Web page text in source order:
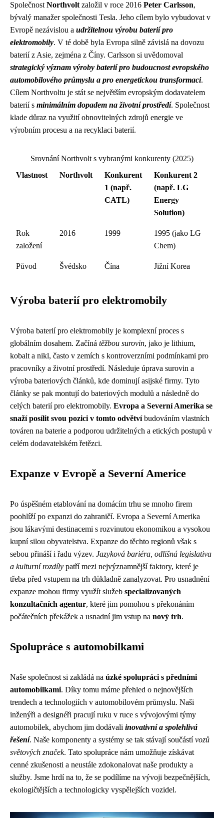
Společnost Northvolt založil v roce 2016 Peter Carlsson,
bývalý manažer společnosti Tesla. Jeho cílem bylo vybudovat v
Evropě nezávislou a udržitelnou výrobu baterií pro
elektromobily. V té době byla Evropa silně závislá na dovozu
baterií z Asie, zejména z Číny. Carlsson si uvědomoval
strategický význam výroby baterií pro budoucnost evropského
automobilového průmyslu a pro energetickou transformaci.
Cílem Northvoltu je stát se největším evropským dodavatelem
baterií s minimálním dopadem na životní prostředí. Společnost
klade důraz na využití obnovitelných zdrojů energie ve
výrobním procesu a na recyklaci baterií.
Srovnání Northvolt s vybranými konkurenty (2025)
Vlastnost
Northvolt
Konkurent
1 (např.
CATL)
Konkurent 2
(např. LG
Energy
Solution)
Rok
založení
2016 1999
1995 (jako LG
Chem)
Původ Švédsko Čína Jižní Korea
Výroba baterií pro elektromobily
Výroba baterií pro elektromobily je komplexní proces s
globálním dosahem. Začíná těžbou surovin, jako je lithium,
kobalt a nikl, často v zemích s kontroverzními podmínkami pro
pracovníky a životní prostředí. Následuje úprava surovin a
výroba bateriových článků, kde dominují asijské firmy. Tyto
články se pak montují do bateriových modulů a následně do
celých baterií pro elektromobily. Evropa a Severní Amerika se
snaží posílit svou pozici v tomto odvětvíbudováním vlastních
továren na baterie a podporou udržitelných a etických postupů v
celém dodavatelském řetězci.
Expanze v Evropě a Severní Americe
Po úspěšném etablování na domácím trhu se mnoho firem
poohlíží po expanzi do zahraničí. Evropa a Severní Amerika
jsou lákavými destinacemi s rozvinutou ekonomikou a vysokou
kupní silou obyvatelstva. Expanze do těchto regionů však s
sebou přináší i řadu výzev. Jazyková bariéra, odlišná legislativa
a kulturní rozdíly patří mezi nejvýznamnější faktory, které je
třeba před vstupem na trh důkladně zanalyzovat. Pro usnadnění
expanze mohou firmy využít služeb specializovaných
konzultačních agentur, které jim pomohou s překonáním
počátečních překážek a usnadní jim vstup na nový trh.
Spolupráce s automobilkami
Naše společnost si zakládá na úzké spolupráci s předními
automobilkami. Díky tomu máme přehled o nejnovějších
trendech a technologiích v automobilovém průmyslu. Naši
inženýři a designéři pracují ruku v ruce s vývojovými týmy
automobilek, abychom jim dodávali inovativní a spolehlivá
řešení. Naše komponenty a systémy se tak stávají součástívozů
světových značek. Tato spolupráce nám umožňuje získávat
cenné zkušenosti a neustále zdokonalovat naše produkty a
služby. Jsme hrdí na to, že se podílíme na vývoji bezpečnějších,
ekologičtějších a technologicky vyspělejších vozidel.